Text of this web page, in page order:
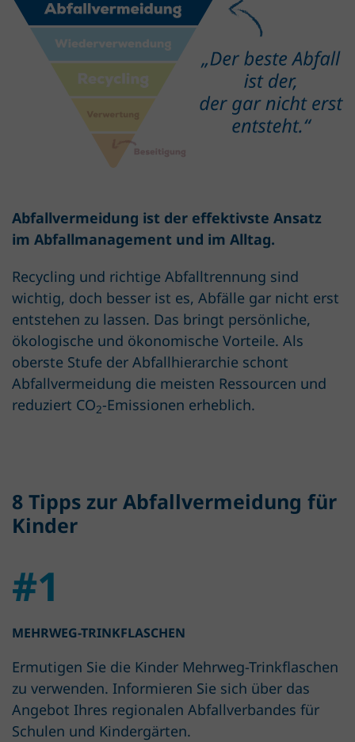
Abfallvermeidung ist der effektivste Ansatz
im Abfallmanagement und im Alltag.
Recycling und richtige Abfalltrennung sind
wichtig, doch besser ist es, Abfälle gar nicht erst
entstehen zu lassen. Das bringt persönliche,
ökologische und ökonomische Vorteile. Als
oberste Stufe der Abfallhierarchie schont
Abfallvermeidung die meisten Ressourcen und
reduziert CO2-Emissionen erheblich.
8 Tipps zur Abfallvermeidung für
Kinder
#1
MEHRWEG-TRINKFLASCHEN
Ermutigen Sie die Kinder Mehrweg-Trinkflaschen
zu verwenden. Informieren Sie sich über das
Angebot Ihres regionalen Abfallverbandes für
Schulen und Kindergärten.